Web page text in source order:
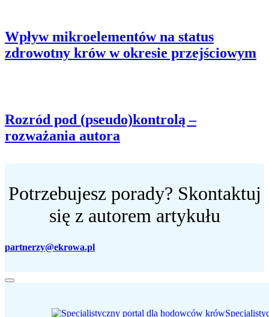
Wpływ mikroelementów na status
zdrowotny krów w okresie przejściowym
Rozród pod (pseudo)kontrolą –
rozważania autora
Potrzebujesz porady? Skontaktuj
się z autorem artykułu
partnerzy@ekrowa.pl